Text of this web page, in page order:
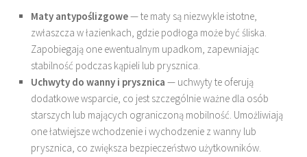
Maty antypoślizgowe— te maty są niezwykle istotne,
zwłaszcza w łazienkach, gdzie podłoga może być śliska.
Zapobiegają one ewentualnym upadkom, zapewniając
stabilność podczas kąpieli lub prysznica.
Uchwyty do wanny i prysznica — uchwyty te oferują
dodatkowe wsparcie, co jest szczególnie ważne dla osób
starszych lub mających ograniczoną mobilność. Umożliwiają
one łatwiejsze wchodzenie i wychodzenie z wanny lub
prysznica, co zwiększa bezpieczeństwo użytkowników.